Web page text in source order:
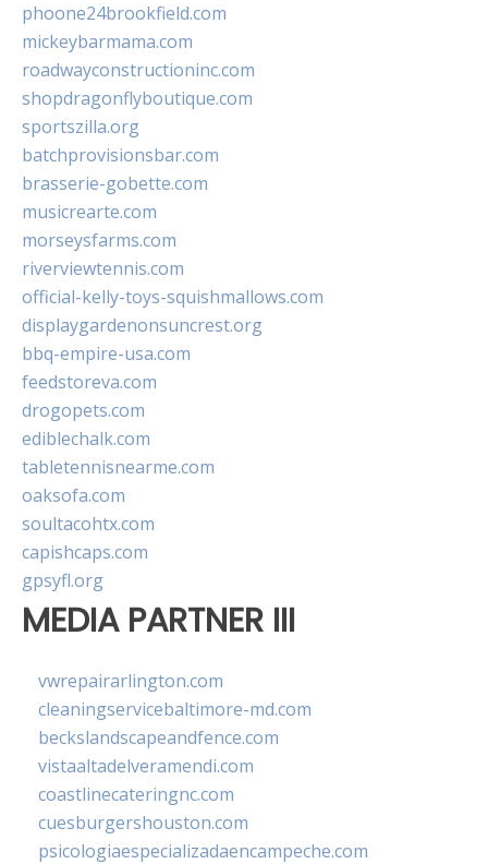
phoone24brookfield.com
mickeybarmama.com
roadwayconstructioninc.com
shopdragonflyboutique.com
sportszilla.org
batchprovisionsbar.com
brasserie-gobette.com
musicrearte.com
morseysfarms.com
riverviewtennis.com
official-kelly-toys-squishmallows.com
displaygardenonsuncrest.org
bbq-empire-usa.com
feedstoreva.com
drogopets.com
ediblechalk.com
tabletennisnearme.com
oaksofa.com
soultacohtx.com
capishcaps.com
gpsyfl.org
MEDIA PARTNER III
vwrepairarlington.com
cleaningservicebaltimore-md.com
beckslandscapeandfence.com
vistaaltadelveramendi.com
coastlinecateringnc.com
cuesburgershouston.com
psicologiaespecializadaencampeche.com